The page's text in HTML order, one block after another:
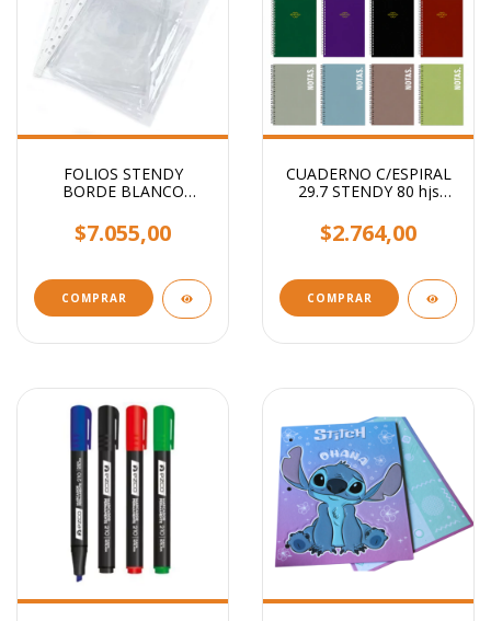
FOLIOS STENDY
BORDE BLANCO
UNIDADES
$7.055,00
COMPRAR
CUADERNO C/ESPIRAL
29.7 STENDY 80 hjs
Surtidos
$2.764,00
COMPRAR